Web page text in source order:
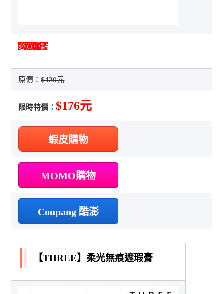
必買重點
原價：$420元
限時特價：$176元
蝦皮購物
MOMO購物
Coupang 酷澎
【THREE】柔光無痕遮瑕膏